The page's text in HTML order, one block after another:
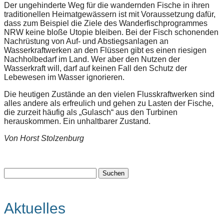
Der ungehinderte Weg für die wandernden Fische in ihren
traditionellen Heimatgewässern ist mit Voraussetzung dafür,
dass zum Beispiel die Ziele des Wanderfischprogrammes
NRW keine bloße Utopie bleiben. Bei der Fisch schonenden
Nachrüstung von Auf- und Abstiegsanlagen an
Wasserkraftwerken an den Flüssen gibt es einen riesigen
Nachholbedarf im Land. Wer aber den Nutzen der
Wasserkraft will, darf auf keinen Fall den Schutz der
Lebewesen im Wasser ignorieren.
Die heutigen Zustände an den vielen Flusskraftwerken sind
alles andere als erfreulich und gehen zu Lasten der Fische,
die zurzeit häufig als „Gulasch“ aus den Turbinen
herauskommen. Ein unhaltbarer Zustand.
Von Horst Stolzenburg
nach:
Aktuelles